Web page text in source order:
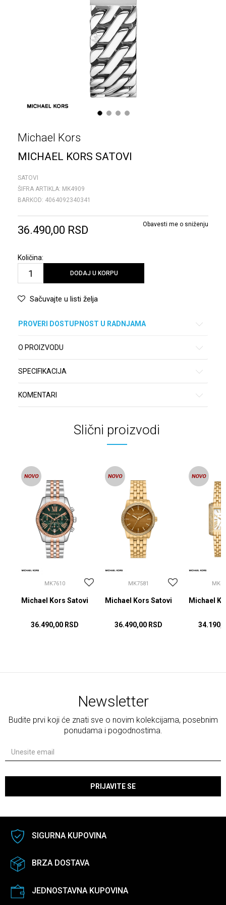
1 2 3 4
Michael Kors
MICHAEL KORS SATOVI
SATOVI
ŠIFRA ARTIKLA: MK4909
BARKOD: 4064092340341
36.490,00 RSD Obavesti me o sniženju
Količina:
DODAJ U KORPU
Sačuvajte u listi želja
PROVERI DOSTUPNOST U RADNJAMA
O PROIZVODU
SPECIFIKACIJA
KOMENTARI
Slični proizvodi
MK7610
Michael Kors Satovi
36.490,00 RSD
MK7581
Michael Kors Satovi
36.490,00 RSD
Michael
Newsletter
Budite prvi koji će znati sve o novim kolekcijama, posebnim
ponudama i pogodnostima.
PRIJAVITE SE
SIGURNA KUPOVINA
BRZA DOSTAVA
JEDNOSTAVNA KUPOVINA